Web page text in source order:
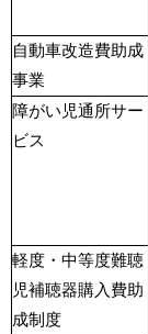
自動車改造費助成
事業
障がい児通所サー
ビス
軽度・中等度難聴
児補聴器購入費助
成制度